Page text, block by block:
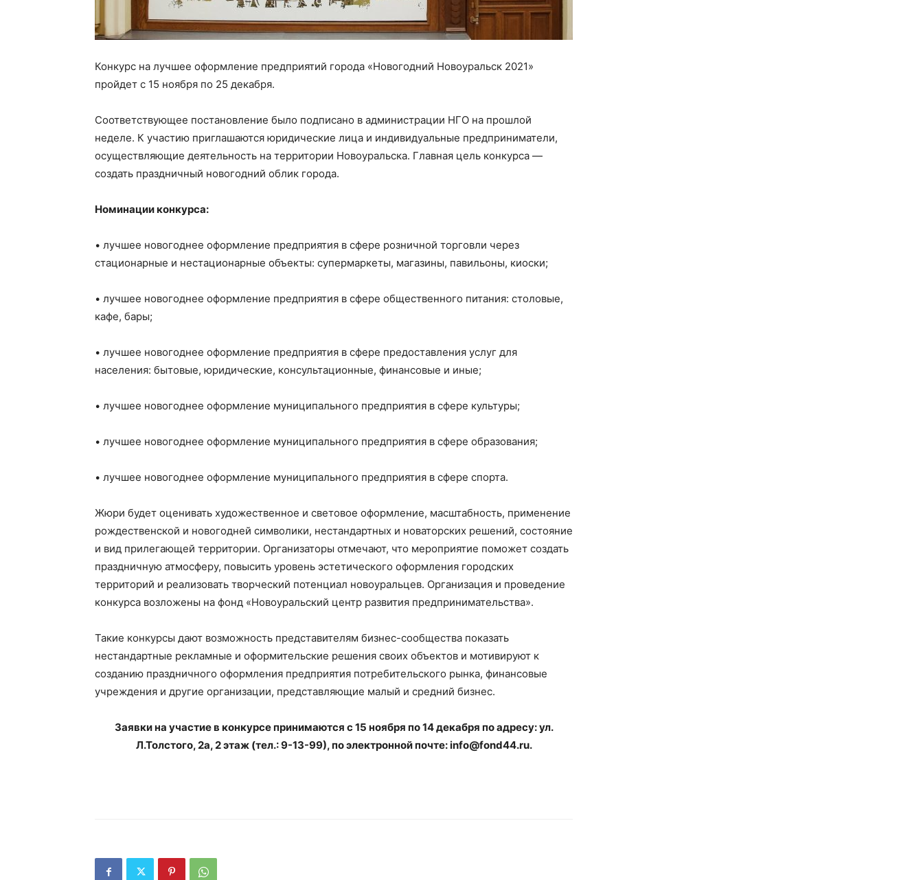
Конкурс на лучшее оформление предприятий города «Новогодний Новоуральск 2021»
пройдет с 15 ноября по 25 декабря.
Соответствующее постановление было подписано в администрации НГО на прошлой
неделе. К участию приглашаются юридические лица и индивидуальные предприниматели,
осуществляющие деятельность на территории Новоуральска. Главная цель конкурса —
создать праздничный новогодний облик города.
Номинации конкурса:
• лучшее новогоднее оформление предприятия в сфере розничной торговли через
стационарные и нестационарные объекты: супермаркеты, магазины, павильоны, киоски;
• лучшее новогоднее оформление предприятия в сфере общественного питания: столовые,
кафе, бары;
• лучшее новогоднее оформление предприятия в сфере предоставления услуг для
населения: бытовые, юридические, консультационные, финансовые и иные;
• лучшее новогоднее оформление муниципального предприятия в сфере культуры;
• лучшее новогоднее оформление муниципального предприятия в сфере образования;
• лучшее новогоднее оформление муниципального предприятия в сфере спорта.
Жюри будет оценивать художественное и световое оформление, масштабность, применение
рождественской и новогодней символики, нестандартных и новаторских решений, состояние
и вид прилегающей территории. Организаторы отмечают, что мероприятие поможет создать
праздничную атмосферу, повысить уровень эстетического оформления городских
территорий и реализовать творческий потенциал новоуральцев. Организация и проведение
конкурса возложены на фонд «Новоуральский центр развития предпринимательства».
Такие конкурсы дают возможность представителям бизнес-сообщества показать
нестандартные рекламные и оформительские решения своих объектов и мотивируют к
созданию праздничного оформления предприятия потребительского рынка, финансовые
учреждения и другие организации, представляющие малый и средний бизнес.
Заявки на участие в конкурсе принимаются с 15 ноября по 14 декабря по адресу: ул.
Л.Толстого, 2а, 2 этаж (тел.: 9-13-99), по электронной почте: info@fond44.ru.